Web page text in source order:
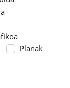
Planak